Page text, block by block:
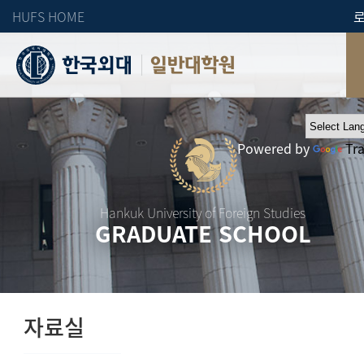
HUFS HOME
일반대학원
Hankuk University of Foreign Studies
GRADUATE SCHOOL
Powered by
자료실